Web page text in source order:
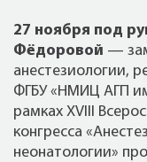
27 ноября под
Фёдоровой —
анестезиологии,
ФГБУ «НМИЦ АГП
рамках XVIII
конгресса
неонатологии»